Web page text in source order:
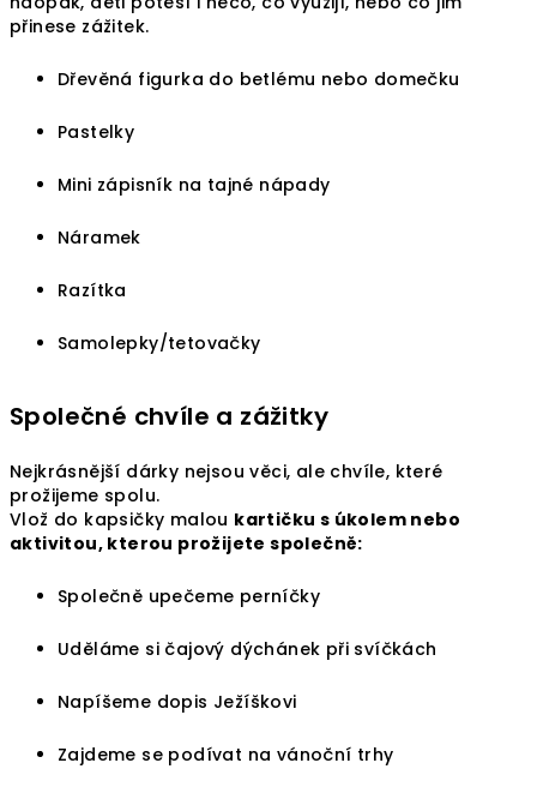
přinese zážitek.
Dřevěná figurka do betlému nebo domečku
Pastelky
Mini zápisník na tajné nápady
Náramek
Razítka
Samolepky/tetovačky
Společné chvíle a zážitky
Nejkrásnější dárky nejsou věci, ale chvíle, které
prožijeme spolu.
Vlož do kapsičky malou kartičku s úkolem nebo
aktivitou, kterou prožijete společně:
Společně upečeme perníčky
Uděláme si čajový dýchánek při svíčkách
Napíšeme dopis Ježíškovi
Zajdeme se podívat na vánoční trhy